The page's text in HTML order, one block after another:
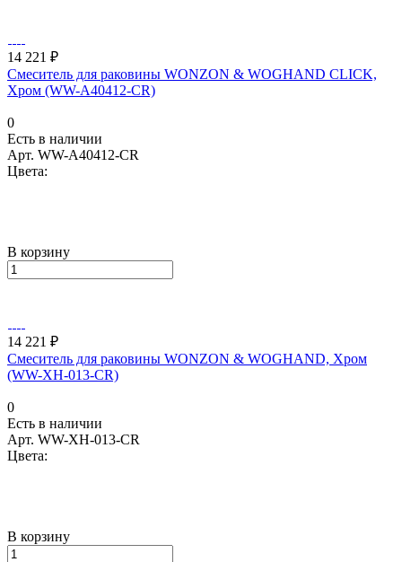
14 221 ₽
Смеситель для раковины WONZON & WOGHAND CLICK,
Хром (WW-A40412-CR)
0
Есть в наличии
Арт. WW-A40412-CR
Цвета:
В корзину
14 221 ₽
Смеситель для раковины WONZON & WOGHAND, Хром
(WW-XH-013-CR)
0
Есть в наличии
Арт. WW-XH-013-CR
Цвета:
В корзину